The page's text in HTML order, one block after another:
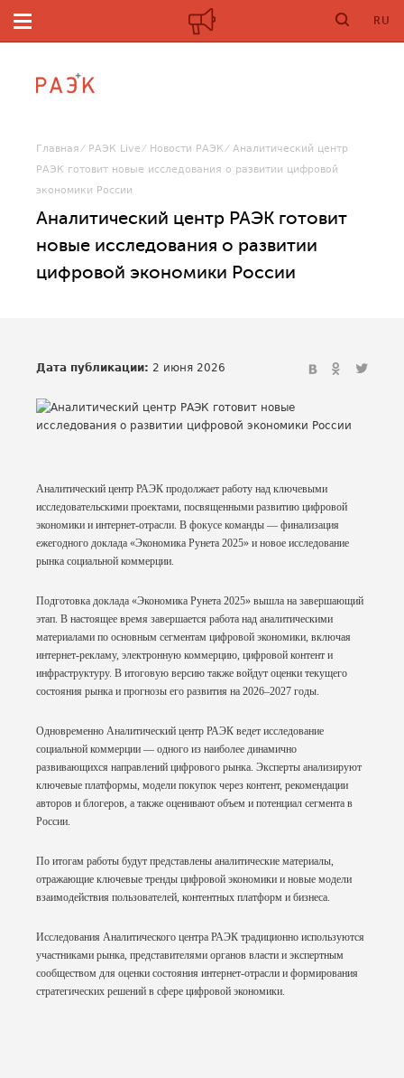
RU
Главная РАЭК Live Новости РАЭК
Аналитический центр
РАЭК готовит новые исследования о развитии цифровой
экономики России
Аналитический центр РАЭК готовит
новые исследования о развитии
цифровой экономики России
Дата публикации: 2 июня 2026
Аналитический центр РАЭК продолжает работу над ключевыми
исследовательскими проектами, посвященными развитию цифровой
экономики и интернет-отрасли. В фокусе команды — финализация
ежегодного доклада «Экономика Рунета 2025» и новое исследование
рынка социальной коммерции.
Подготовка доклада «Экономика Рунета 2025» вышла на завершающий
этап. В настоящее время завершается работа над аналитическими
материалами по основным сегментам цифровой экономики, включая
интернет-рекламу, электронную коммерцию, цифровой контент и
инфраструктуру. В итоговую версию также войдут оценки текущего
состояния рынка и прогнозы его развития на 2026–2027 годы.
Одновременно Аналитический центр РАЭК ведет исследование
социальной коммерции — одного из наиболее динамично
развивающихся направлений цифрового рынка. Эксперты анализируют
ключевые платформы, модели покупок через контент, рекомендации
авторов и блогеров, а также оценивают объем и потенциал сегмента в
России.
По итогам работы будут представлены аналитические материалы,
отражающие ключевые тренды цифровой экономики и новые модели
взаимодействия пользователей, контентных платформ и бизнеса.
Исследования Аналитического центра РАЭК традиционно используются
участниками рынка, представителями органов власти и экспертным
сообществом для оценки состояния интернет-отрасли и формирования
стратегических решений в сфере цифровой экономики.